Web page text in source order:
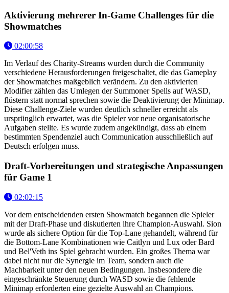
Aktivierung mehrerer In-Game Challenges für die
Showmatches
02:00:58
Im Verlauf des Charity-Streams wurden durch die Community
verschiedene Herausforderungen freigeschaltet, die das Gameplay
der Showmatches maßgeblich verändern. Zu den aktivierten
Modifier zählen das Umlegen der Summoner Spells auf WASD,
flüstern statt normal sprechen sowie die Deaktivierung der Minimap.
Diese Challenge-Ziele wurden deutlich schneller erreicht als
ursprünglich erwartet, was die Spieler vor neue organisatorische
Aufgaben stellte. Es wurde zudem angekündigt, dass ab einem
bestimmten Spendenziel auch Communication ausschließlich auf
Deutsch erfolgen muss.
Draft-Vorbereitungen und strategische Anpassungen
für Game 1
02:02:15
Vor dem entscheidenden ersten Showmatch begannen die Spieler
mit der Draft-Phase und diskutierten ihre Champion-Auswahl. Sion
wurde als sichere Option für die Top-Lane gehandelt, während für
die Bottom-Lane Kombinationen wie Caitlyn und Lux oder Bard
und Bel'Veth ins Spiel gebracht wurden. Ein großes Thema war
dabei nicht nur die Synergie im Team, sondern auch die
Machbarkeit unter den neuen Bedingungen. Insbesondere die
eingeschränkte Steuerung durch WASD sowie die fehlende
Minimap erforderten eine gezielte Auswahl an Champions.